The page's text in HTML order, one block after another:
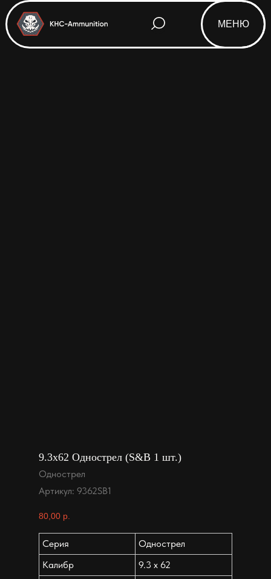
МЕНЮ
Html code will be here
9.3x62 Однострел (S&B 1 шт.)
Однострел
Артикул: 9362SB1
80,00 р.
Серия
Однострел
Калибр
9.3 x 62